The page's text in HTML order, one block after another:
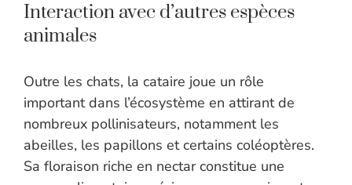
Interaction avec d’autres espèces
animales
Outre les chats, la cataire joue un rôle
important dans l’écosystème en attirant de
nombreux pollinisateurs, notamment les
abeilles, les papillons et certains coléoptères.
Sa floraison riche en nectar constitue une